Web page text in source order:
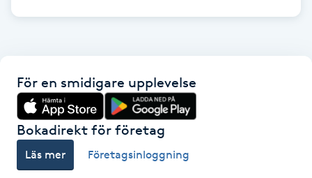
Japansk massage
För en smidigare upplevelse
Bokadirekt för företag
Läs mer Företagsinloggning